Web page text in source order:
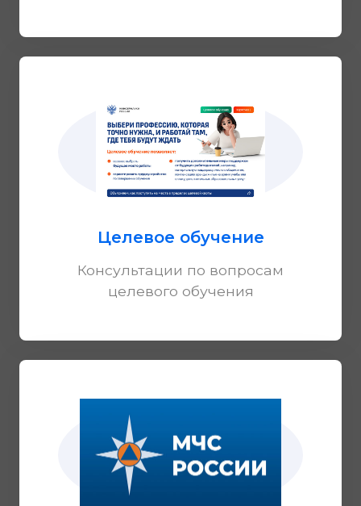
Целевое обучение
Консультации по вопросам
целевого обучения